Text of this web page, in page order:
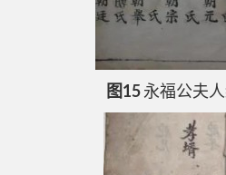
图15永福公夫